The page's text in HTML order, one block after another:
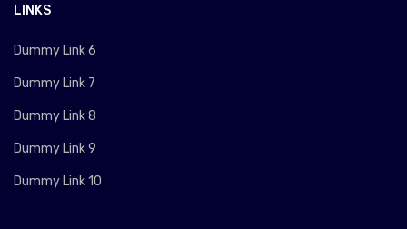
LINKS
Dummy Link 6
Dummy Link 7
Dummy Link 8
Dummy Link 9
Dummy Link 10